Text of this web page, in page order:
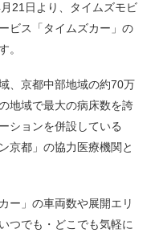
月 21 日より、タイムズモビ
ビス「タイムズカー」の
。
、京都中部地域の約70万
地域で最大の病床数を誇
ションを併設している
京都」の協力医療機関と
ー」の車両数や展開エリ
つでも・どこでも気軽に